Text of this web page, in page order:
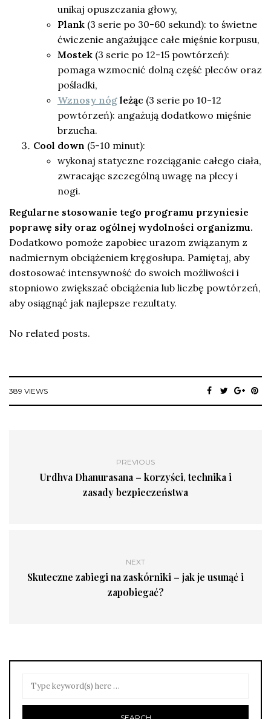
unikaj opuszczania głowy,
Plank (3 serie po 30-60 sekund): to świetne
ćwiczenie angażujące całe mięśnie korpusu,
Mostek (3 serie po 12-15 powtórzeń):
pomaga wzmocnić dolną część pleców oraz
pośladki,
Wznosy nóg leżąc (3 serie po 10-12
powtórzeń): angażują dodatkowo mięśnie
brzucha.
Cool down (5-10 minut):
wykonaj statyczne rozciąganie całego ciała,
zwracając szczególną uwagę na plecy i
nogi.
Regularne stosowanie tego programu przyniesie
poprawę siły oraz ogólnej wydolności organizmu.
Dodatkowo pomoże zapobiec urazom związanym z
nadmiernym obciążeniem kręgosłupa. Pamiętaj, aby
dostosować intensywność do swoich możliwości i
stopniowo zwiększać obciążenia lub liczbę powtórzeń,
aby osiągnąć jak najlepsze rezultaty.
No related posts.
389 VIEWS
PREVIOUS
Urdhva Dhanurasana – korzyści, technika i
zasady bezpieczeństwa
NEXT
Skuteczne zabiegi na zaskórniki – jak je usunąć i
zapobiegać?